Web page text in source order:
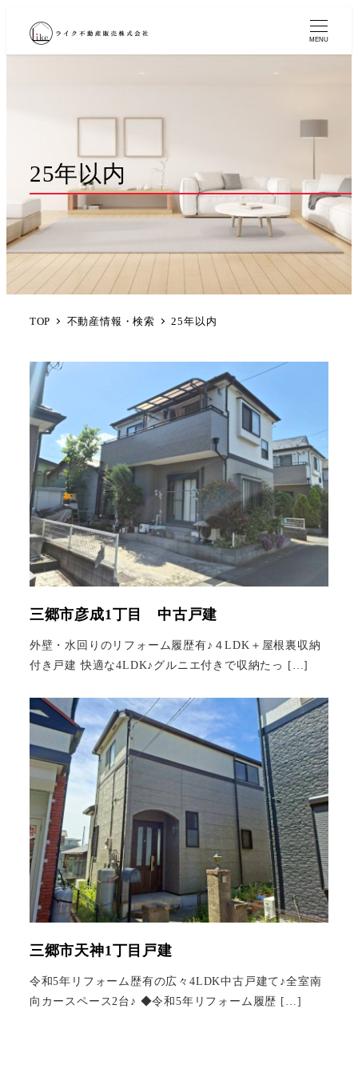
MENU
25年以内
TOP 不動産情報・検索 25年以内
三郷市彦成1丁目 中古戸建
外壁・水回りのリフォーム履歴有♪４LDK＋屋根裏収納
付き戸建 快適な4LDK♪グルニエ付きで収納たっ […]
三郷市天神1丁目戸建
令和5年リフォーム歴有の広々4LDK中古戸建て♪全室南
向カースペース2台♪ ◆令和5年リフォーム履歴 […]